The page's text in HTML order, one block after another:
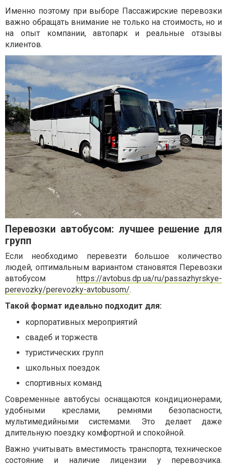
Именно поэтому при выборе Пассажирские перевозки
важно обращать внимание не только на стоимость, но и
на опыт компании, автопарк и реальные отзывы
клиентов.
Перевозки автобусом: лучшее решение для
групп
Если необходимо перевезти большое количество
людей, оптимальным вариантом становятся Перевозки
автобусом https://avtobus.dp.ua/ru/passazhyrskye-
perevozky/perevozky-avtobusom/.
Такой формат идеально подходит для:
корпоративных мероприятий
свадеб и торжеств
туристических групп
школьных поездок
спортивных команд
Современные автобусы оснащаются кондиционерами,
удобными креслами, ремнями безопасности,
мультимедийными системами. Это делает даже
длительную поездку комфортной и спокойной.
Важно учитывать вместимость транспорта, техническое
состояние и наличие лицензии у перевозчика.